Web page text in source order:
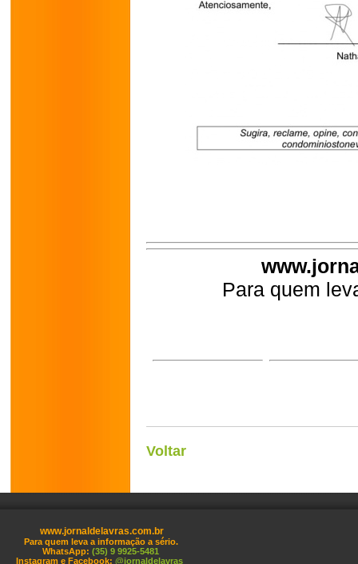
Para quem
Voltar
www.jornaldelavras.com.br
Para quem leva a informação a sério.
WhatsApp: (35) 9 9925-5481
Instagram e Facebook: @jornaldelavras